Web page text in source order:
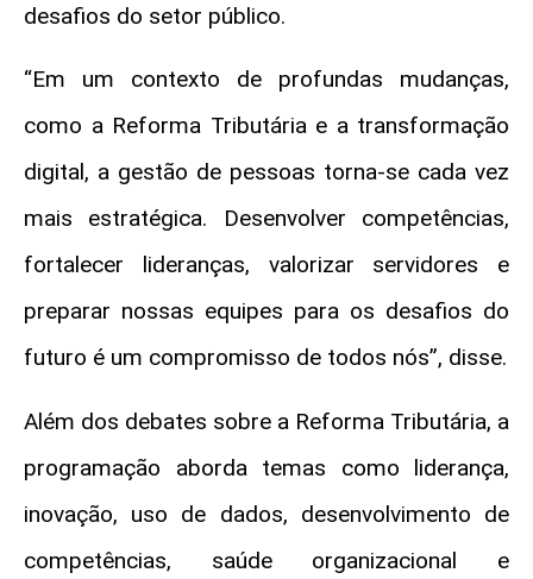
desafios do setor público.
“Em um contexto de profundas mudanças,
como a Reforma Tributária e a transformação
digital, a gestão de pessoas torna-se cada vez
mais estratégica. Desenvolver competências,
fortalecer lideranças, valorizar servidores e
preparar nossas equipes para os desafios do
futuro é um compromisso de todos nós”, disse.
Além dos debates sobre a Reforma Tributária, a
programação aborda temas como liderança,
inovação, uso de dados, desenvolvimento de
competências, saúde organizacional e